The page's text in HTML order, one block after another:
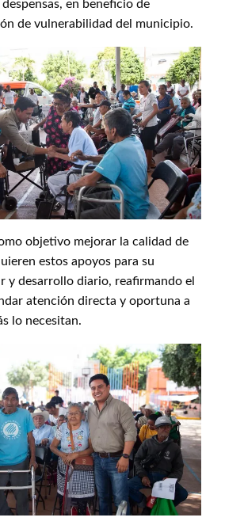
en beneficio de
de vulnerabilidad del municipio.
objetivo mejorar la calidad de
estos apoyos para su
y desarrollo diario, reafirmando el
atención directa y oportuna a
lo necesitan.